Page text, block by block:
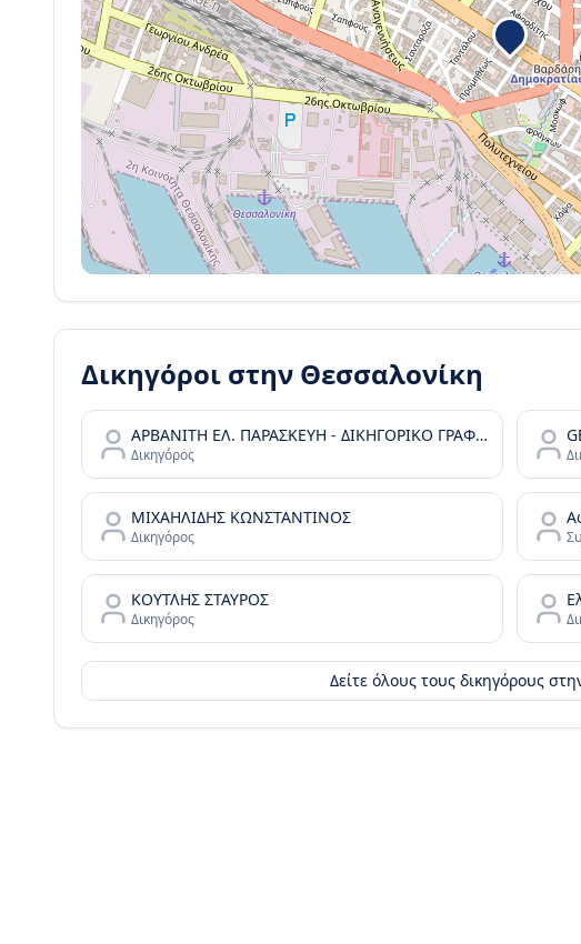
Δικηγόροι στην Θεσσαλονίκη
ΑΡΒΑΝΙΤΗ ΕΛ. ΠΑΡΑΣΚΕΥΗ - ΔΙΚΗΓΟΡΙΚΟ ΓΡΑΦΕΙΟ
Δικηγόρος
ΜΙΧΑΗΛΙΔΗΣ ΚΩΝΣΤΑΝΤΙΝΟΣ
Δικηγόρος
ΚΟΥΤΛΗΣ ΣΤΑΥΡΟΣ
Δικηγόρος
Δείτε όλους τους δικηγόρους